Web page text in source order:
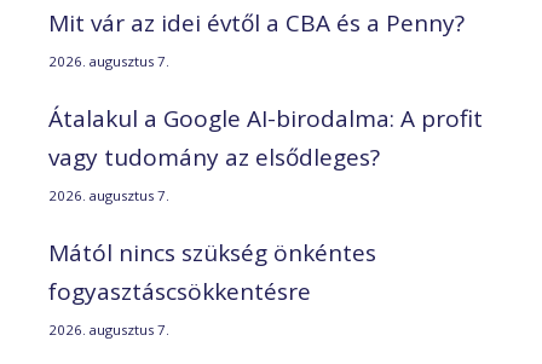
Mit vár az idei évtől a CBA és a Penny?
2026. augusztus 7.
Átalakul a Google AI-birodalma: A profit
vagy tudomány az elsődleges?
2026. augusztus 7.
Mától nincs szükség önkéntes
fogyasztáscsökkentésre
2026. augusztus 7.